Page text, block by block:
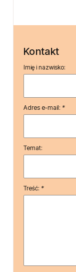
Kontakt
Imię i nazwisko:
Adres e-mail: *
Temat:
Treść: *